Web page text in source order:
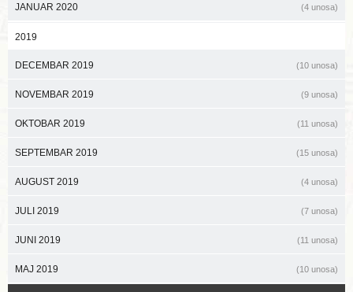
JANUAR 2020 (4 unosa)
2019
DECEMBAR 2019 (10 unosa)
NOVEMBAR 2019 (9 unosa)
OKTOBAR 2019 (11 unosa)
SEPTEMBAR 2019 (15 unosa)
AUGUST 2019 (4 unosa)
JULI 2019 (7 unosa)
JUNI 2019 (11 unosa)
MAJ 2019 (10 unosa)